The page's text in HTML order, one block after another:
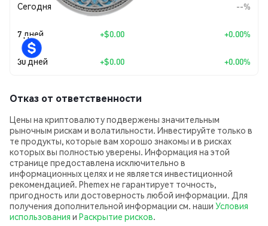
Сегодня -- --%
7 дней +$0.00 +0.00%
30 дней +$0.00 +0.00%
Отказ от ответственности
Цены на криптовалюту подвержены значительным
рыночным рискам и волатильности. Инвестируйте только в
те продукты, которые вам хорошо знакомы и в рисках
которых вы полностью уверены. Информация на этой
странице предоставлена исключительно в
информационных целях и не является инвестиционной
рекомендацией. Phemex не гарантирует точность,
пригодность или достоверность любой информации. Для
получения дополнительной информации см. наши Условия
использования и Раскрытие рисков.